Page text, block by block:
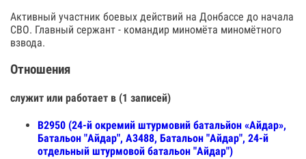
Активный участник боевых действий на Донбассе до начала
СВО. Главный сержант - командир миномёта миномётного
взвода.
Отношения
служит или работает в (1 записей)
В2950 (24-й окремий штурмовий батальйон «Айдар»,
Батальон "Айдар", А3488, Батальон "Айдар", 24-й
отдельный штурмовой батальон "Айдар")